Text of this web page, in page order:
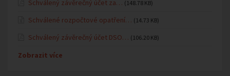
Schválený závěrečný účet za… (148.78 KB)
Schválené rozpočtové opatření… (14.73 KB)
Schválený závěrečný účet DSO… (106.20 KB)
Zobrazit více